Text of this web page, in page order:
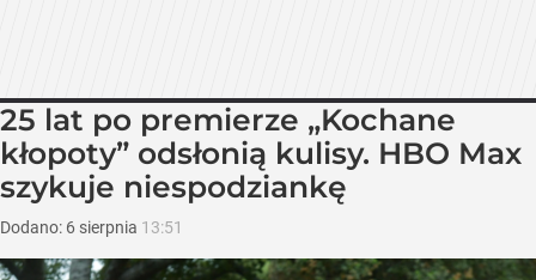
25 lat po premierze „Kochane
kłopoty” odsłonią kulisy. HBO Max
szykuje niespodziankę
Dodano: 6 sierpnia 13:51